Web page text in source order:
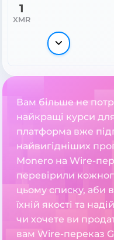
1
XMR
Вам більше не
найкращі курси
платформа вже
найвигідніших
Monero на Wire-
перевірили
цьому списку, аби
їхній якості та
чи хочете ви
вам Wire-переказ